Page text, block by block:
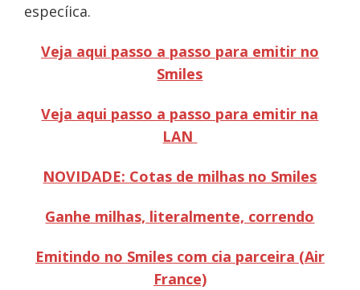
especíica.
Veja aqui passo a passo para emitir no
Smiles
Veja aqui passo a passo para emitir na
LAN
NOVIDADE: Cotas de milhas no Smiles
Ganhe milhas, literalmente, correndo
Emitindo no Smiles com cia parceira (Air
France)